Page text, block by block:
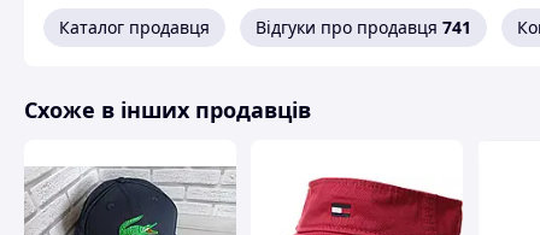
Довжина
Глибина:
Каталог продавця Відгуки про продавця 741
Схоже в інших продавців